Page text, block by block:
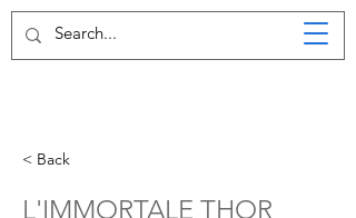
< Back
L'IMMORTALE THOR